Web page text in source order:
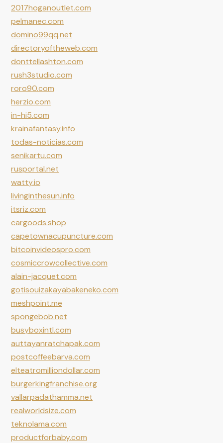
2017hoganoutlet.com
pelmanec.com
domino99qq.net
directoryoftheweb.com
donttellashton.com
rush3studio.com
roro90.com
herzio.com
in-hi5.com
krainafantasy.info
todas-noticias.com
senikartu.com
rusportal.net
watty.io
livinginthesun.info
itsriz.com
cargoods.shop
capetownacupuncture.com
bitcoinvideospro.com
cosmiccrowcollective.com
alain-jacquet.com
gotisouizakayabakeneko.com
meshpoint.me
spongebob.net
busyboxintl.com
auttayanratchapak.com
postcoffeebarva.com
elteatromilliondollar.com
burgerkingfranchise.org
vallarpadathamma.net
realworldsize.com
teknolama.com
productforbaby.com